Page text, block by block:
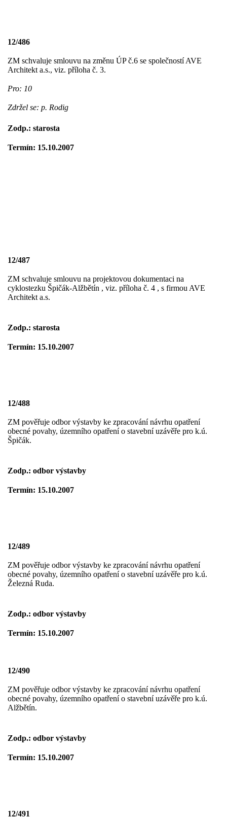
12/486
ZM schvaluje smlouvu na změnu ÚP č.6 se společností AVE
Architekt a.s., viz. příloha č. 3.
Pro: 10
Zdržel se: p. Rodig
Zodp.: starosta
Termín: 15.10.2007
12/487
ZM schvaluje smlouvu na projektovou dokumentaci na
cyklostezku Špičák-Alžbětín , viz. příloha č. 4 , s firmou AVE
Architekt a.s.
Zodp.: starosta
Termín: 15.10.2007
12/488
ZM pověřuje odbor výstavby ke zpracování návrhu opatření
obecné povahy, územního opatření o stavební uzávěře pro k.ú.
Špičák.
Zodp.: odbor výstavby
Termín: 15.10.2007
12/489
ZM pověřuje odbor výstavby ke zpracování návrhu opatření
obecné povahy, územního opatření o stavební uzávěře pro k.ú.
Železná Ruda.
Zodp.: odbor výstavby
Termín: 15.10.2007
12/490
ZM pověřuje odbor výstavby ke zpracování návrhu opatření
obecné povahy, územního opatření o stavební uzávěře pro k.ú.
Alžbětín.
Zodp.: odbor výstavby
Termín: 15.10.2007
12/491